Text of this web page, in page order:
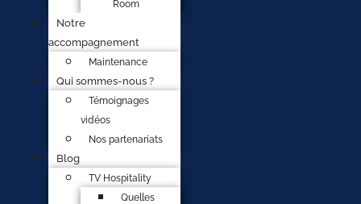
Room
Notre
accompagnement
Maintenance
Qui sommes-nous ?
Témoignages
vidéos
Nos partenariats
Blog
TV Hospitality
Quelles